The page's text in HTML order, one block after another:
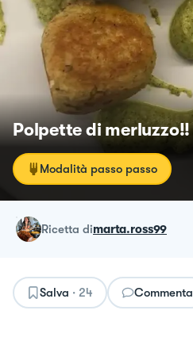
Polpette di merluzzo!!
Modalità passo passo
ricetta dimarta.ross99
Salva · 24 Commenta